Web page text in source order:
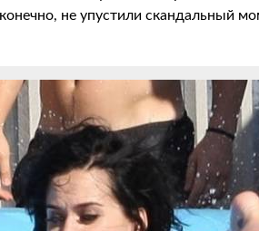
не упустили скандальный